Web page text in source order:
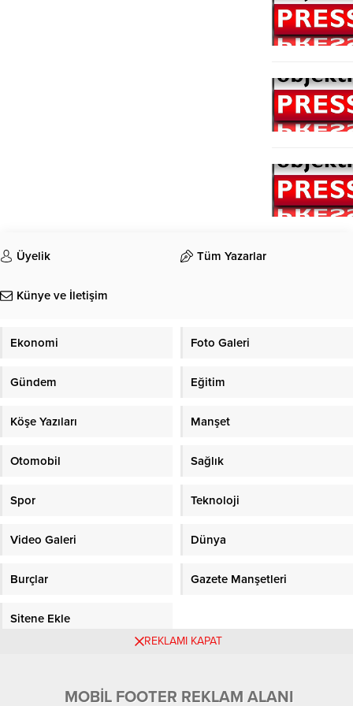
Üyelik Tüm Yazarlar
Künye ve İletişim
Ekonomi Foto Galeri
Gündem Eğitim
Köşe Yazıları Manşet
Otomobil Sağlık
Spor Teknoloji
Video Galeri Dünya
Burçlar Gazete Manşetleri
Sitene Ekle
REKLAMI KAPAT
MOBİL FOOTER REKLAM ALANI